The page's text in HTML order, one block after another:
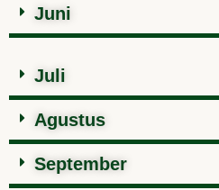
Juni
Juli
Agustus
September